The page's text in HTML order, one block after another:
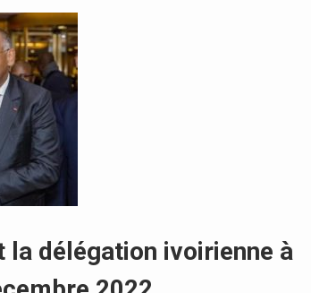
délégation ivoirienne à